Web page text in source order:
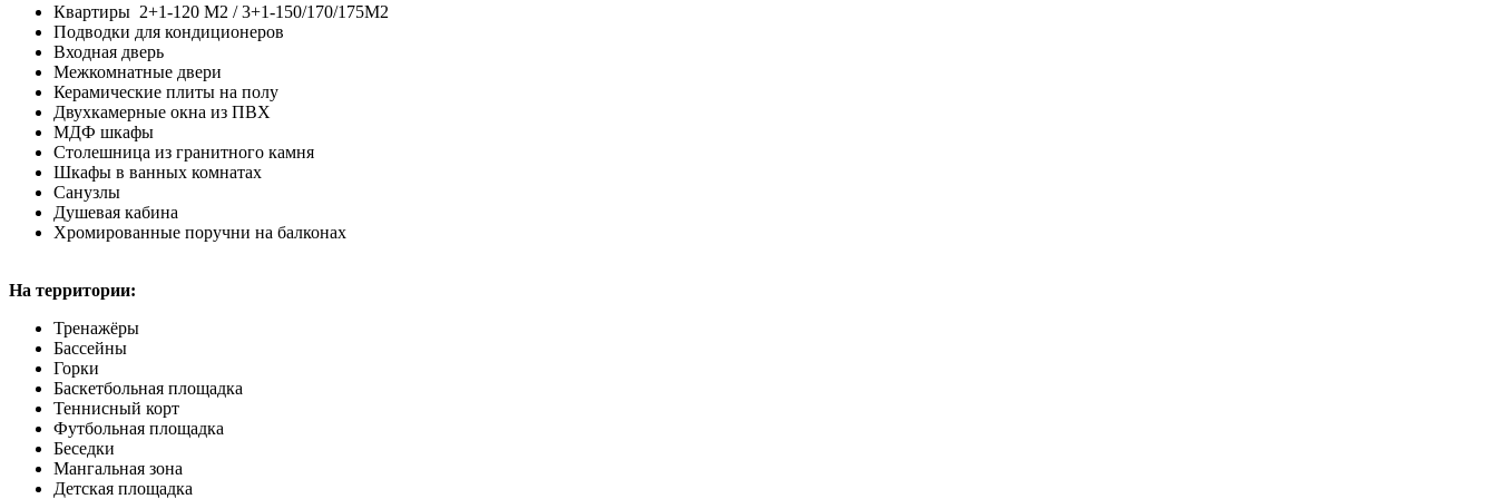
Квартиры 2+1-120 M2 / 3+1-150/170/175M2
Подводки для кондиционеров
Входная дверь
Межкомнатные двери
Керамические плиты на полу
Двухкамерные окна из ПВХ
МДФ шкафы
Столешница из гранитного камня
Шкафы в ванных комнатах
Санузлы
Душевая кабина
Хромированные поручни на балконах
На территории:
Тренажёры
Бассейны
Горки
Баскетбольная площадка
Теннисный корт
Футбольная площадка
Беседки
Мангальная зона
Детская площадка